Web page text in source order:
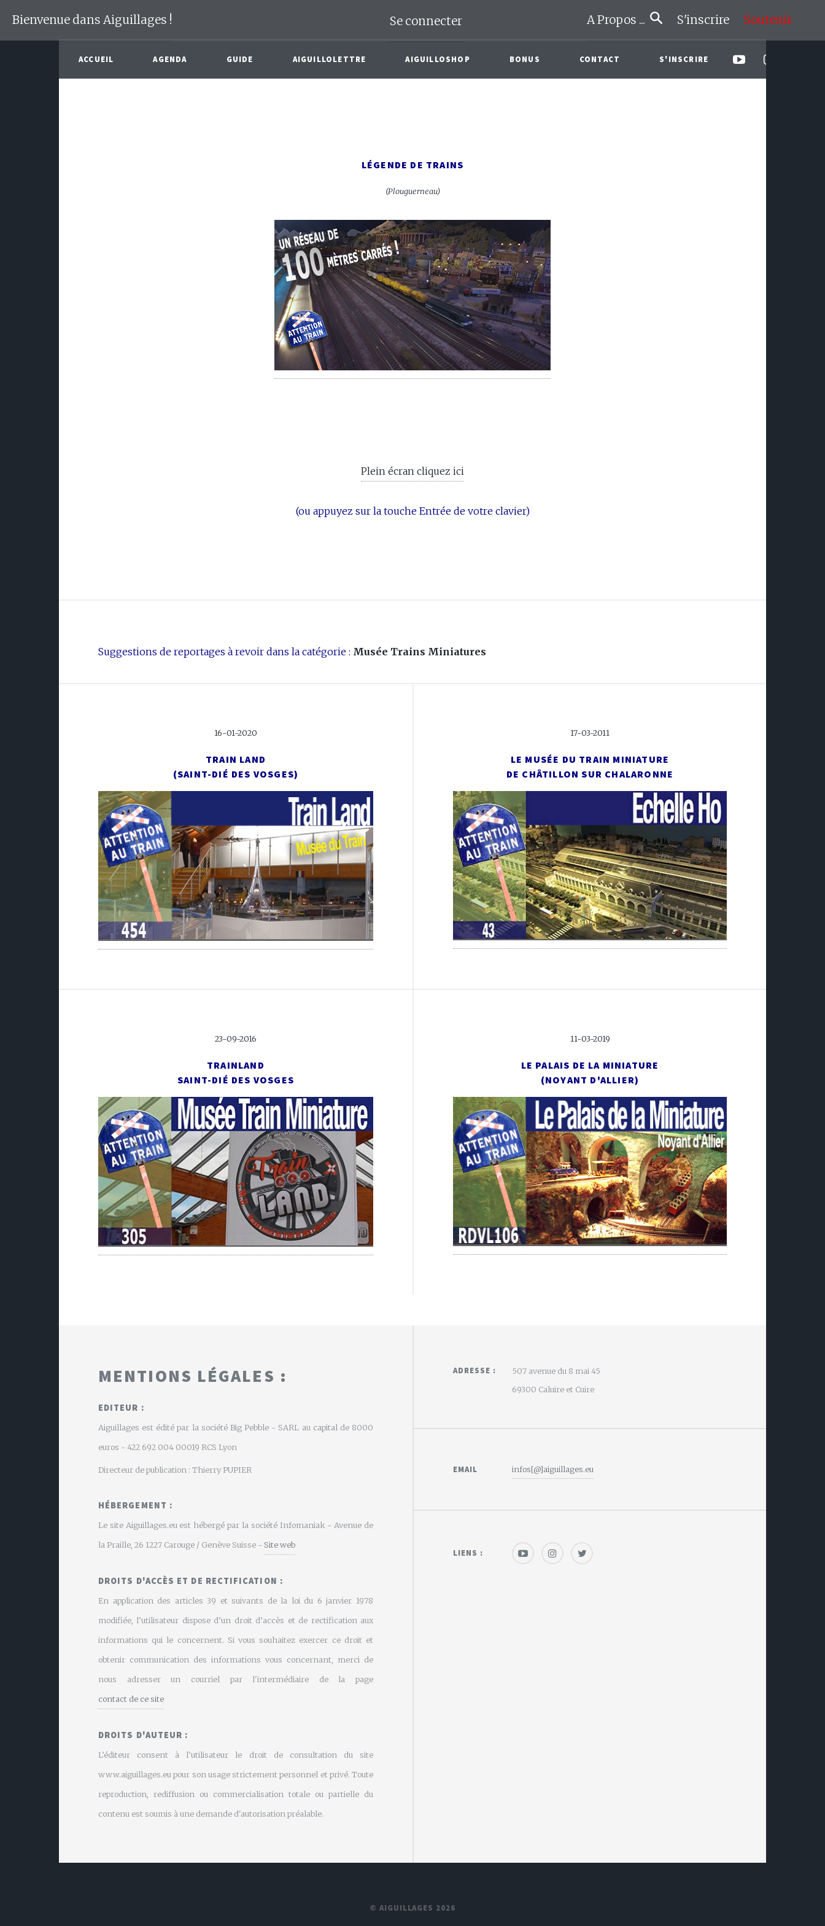
Bienvenue dans Aiguillages ! Se connecter A Propos ... S'inscrire Soutenir
ACCUEIL AGENDA GUIDE AIGUILLOLETTRE AIGUILLOSHOP BONUS CONTACT S'INSCRIRE
LÉGENDE DE TRAINS
(Plouguerneau)
Plein écran cliquez ici
(ou appuyez sur la touche Entrée de votre clavier)
Suggestions de reportages à revoir dans la catégorie : Musée Trains Miniatures
16-01-2020
TRAIN LAND
(SAINT-DIÉ DES VOSGES)
17-03-2011
LE MUSÉE DU TRAIN MINIATURE
DE CHÂTILLON SUR CHALARONNE
23-09-2016
TRAINLAND
SAINT-DIÉ DES VOSGES
11-03-2019
LE PALAIS DE LA MINIATURE
(NOYANT D'ALLIER)
MENTIONS LÉGALES :
EDITEUR :
Aiguillages est édité par la société Big Pebble - SARL au capital de 8000
euros - 422 692 004 00019 RCS Lyon
Directeur de publication : Thierry PUPIER
HÉBERGEMENT :
Le site Aiguillages.eu est hébergé par la société Infomaniak - Avenue de
la Praille, 26 1227 Carouge / Genève Suisse -Site web
DROITS D'ACCÈS ET DE RECTIFICATION :
En application des articles 39 et suivants de la loi du 6 janvier 1978
modifiée, l’utilisateur dispose d’un droit d’accès et de rectification aux
informations qui le concernent. Si vous souhaitez exercer ce droit et
obtenir communication des informations vous concernant, merci de
nous adresser un courriel par l'intermédiaire de la page
contact de ce site
DROITS D'AUTEUR :
L’éditeur consent à l’utilisateur le droit de consultation du site
www.aiguillages.eu pour son usage strictement personnel et privé. Toute
reproduction, rediffusion ou commercialisation totale ou partielle du
contenu est soumis à une demande d'autorisation préalable.
ADRESSE :
507 avenue du 8 mai 45
69300 Caluire et Cuire
EMAIL infos[@]aiguillages.eu
LIENS :
© AIGUILLAGES 2026